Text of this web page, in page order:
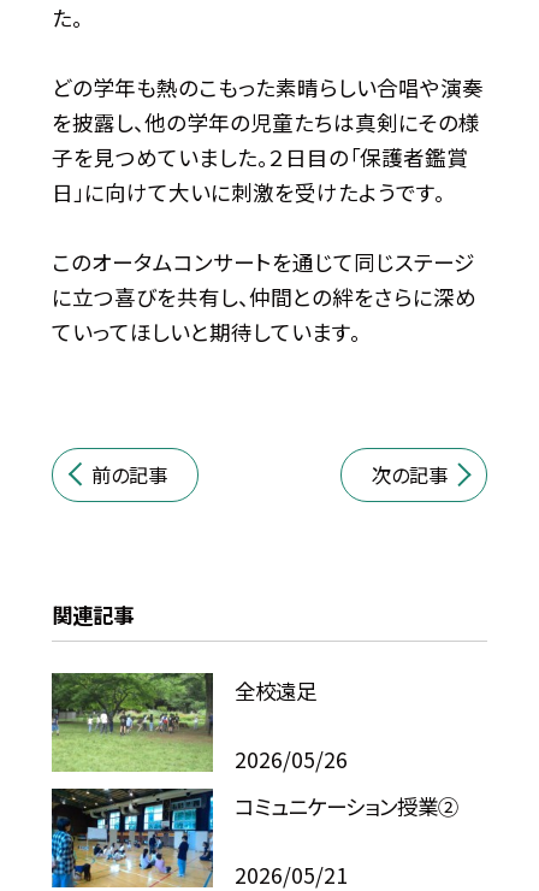
た。
どの学年も熱のこもった素晴らしい合唱や演奏
を披露し、他の学年の児童たちは真剣にその様
子を見つめていました。２日目の「保護者鑑賞
日」に向けて大いに刺激を受けたようです。
このオータムコンサートを通じて同じステージ
に立つ喜びを共有し、仲間との絆をさらに深め
ていってほしいと期待しています。
前の記事 次の記事
関連記事
全校遠足
2026/05/26
コミュニケーション授業②
2026/05/21